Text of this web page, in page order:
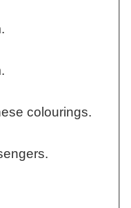
colourings.